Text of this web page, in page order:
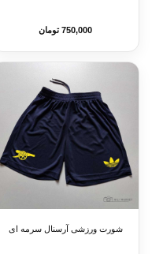
750,000 تومان
شورت ورزشی آرسنال سرمه ای